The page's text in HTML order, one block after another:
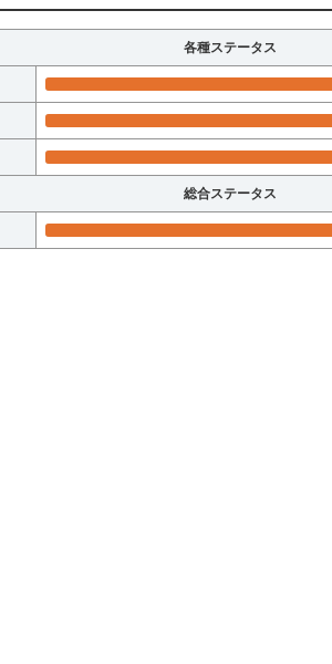
各種ステータス
総合ステータス